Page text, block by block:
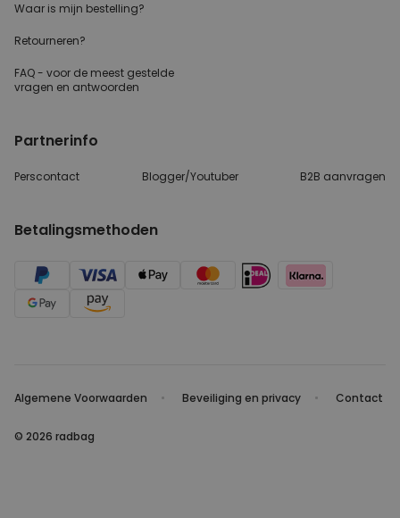
Waar is mijn bestelling?
Retourneren?
FAQ - voor demeest gestelde vragen
en antwoorden
Partnerinfo
Perscontact Blogger/Youtuber B2B aanvragen
Betalingsmethoden
Algemene Voorwaarden Beveiliging en privacy Contact
© 2026 radbag